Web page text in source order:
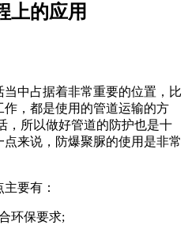
上的应用
中占据着非常重要的位置，比
，都是使用的管道运输的方
，所以做好管道的防护也是十
来说，防爆聚脲的使用是非常
要有：
环保要求;